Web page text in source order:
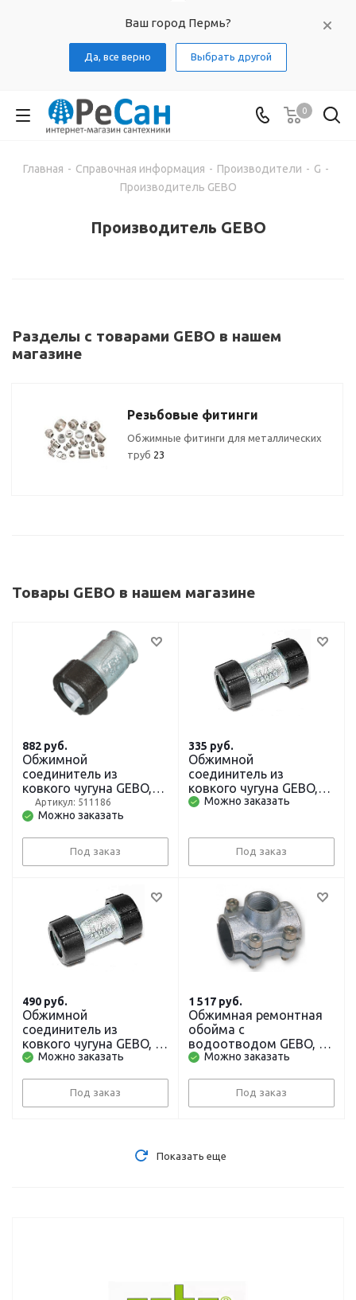
Ваш город Пермь?
Да, все верно Выбрать другой
0
Главная - Справочная информация - Производители - G -
Производитель GEBO
Производитель GEBO
Разделы с товарами GEBO в нашем
магазине
Резьбовые фитинги
Обжимные фитинги для металлических
труб 23
Товары GEBO в нашем магазине
Обжимной
соединитель из
ковкого чугуна GEBO,
3/4 дюйма, ц/г
Можно заказать
Артикул: 511186
882 руб.
Под заказ
Обжимной
соединитель из
ковкого чугуна GEBO,
1/2 дюйма, ц/ц
Можно заказать
335 руб.
Под заказ
Обжимной
соединитель из
ковкого чугуна GEBO, 1
дюйм, ц/ц
Можно заказать
490 руб.
Под заказ
Обжимная ремонтная
обойма с
водоотводом GEBO, 1
дюйм x внутренняя
PN16, до 110 °C
Можно заказать
1 517 руб.
Под заказ
Показать еще